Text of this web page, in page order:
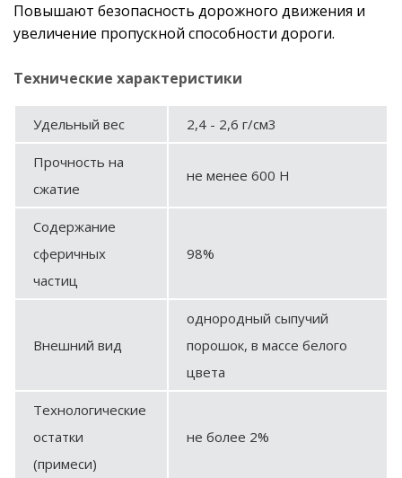
Повышают безопасность дорожного движения и
увеличение пропускной способности дороги.
Технические характеристики
Удельный вес 2,4 - 2,6 г/см3
Прочность на
сжатие
не менее 600 Н
Содержание
сферичных
частиц
98%
Внешний вид
однородный сыпучий
порошок, в массе белого
цвета
Технологические
остатки
(примеси)
не более 2%